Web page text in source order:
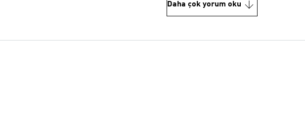
Daha çok yorum oku